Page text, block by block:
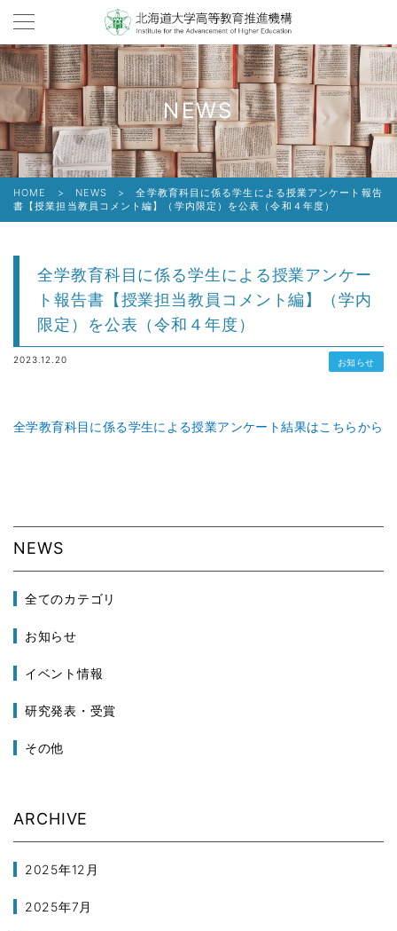
NEWS
HOME > NEWS >全学教育科目に係る学生による授業アンケート報告
書【授業担当教員コメント編】（学内限定）を公表（令和４年度）
全学教育科目に係る学生による授業アンケー
ト報告書【授業担当教員コメント編】（学内
限定）を公表（令和４年度）
2023.12.20 お知らせ
全学教育科目に係る学生による授業アンケート結果はこちらから
NEWS
全てのカテゴリ
お知らせ
イベント情報
研究発表・受賞
その他
ARCHIVE
2025年12月
2025年7月